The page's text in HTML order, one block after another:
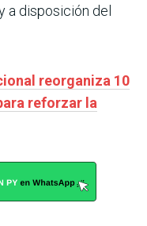
a disposición del
reorganiza 10
reforzar la